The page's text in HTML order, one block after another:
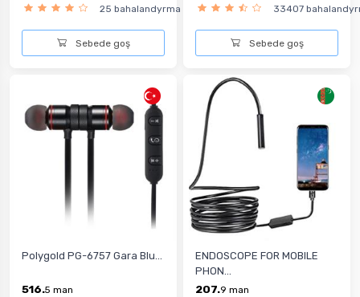
25 bahalandyrma
Sebede goş
33407
Sebede goş
Polygold PG-6757 Gara Blu...
516.5 man
ENDOSCOPE FOR MOBILE
PHON...
207.9 man